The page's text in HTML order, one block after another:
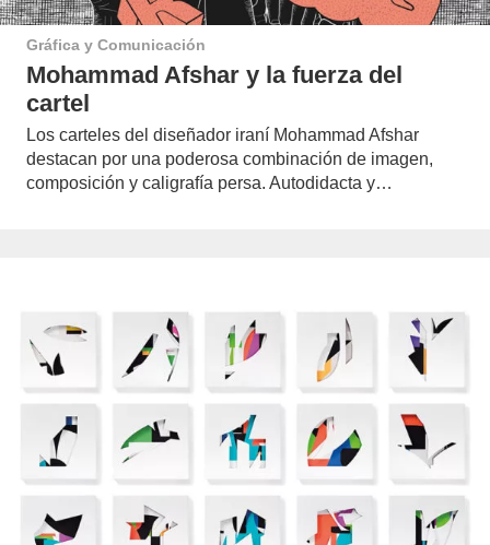
Gráfica y Comunicación
Mohammad Afshar y la fuerza del
cartel
Los carteles del diseñador iraní Mohammad Afshar
destacan por una poderosa combinación de imagen,
composición y caligrafía persa. Autodidacta y…